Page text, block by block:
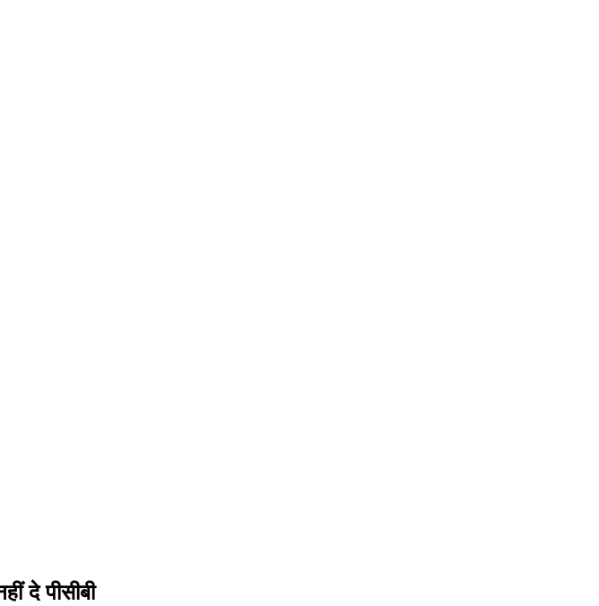
दे पीसीबी